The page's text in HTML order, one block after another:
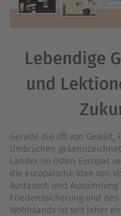
Lebendige
und
Gerade die oft von Gewalt,
Umbrüchen
Länder im Osten Europas
die europäische Idee von
Austausch und
Friedenssicherung und des
Wohlstands ist seit jeher